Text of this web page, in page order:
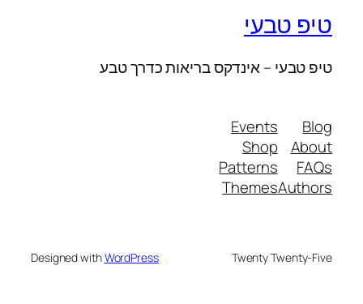
טיפ טבעי
טיפ טבעי – אינדקס בריאות כדרך טבע
Blog
About
FAQs
Authors
Events
Shop
Patterns
Themes
Twenty Twenty-Five
Designed withWordPress